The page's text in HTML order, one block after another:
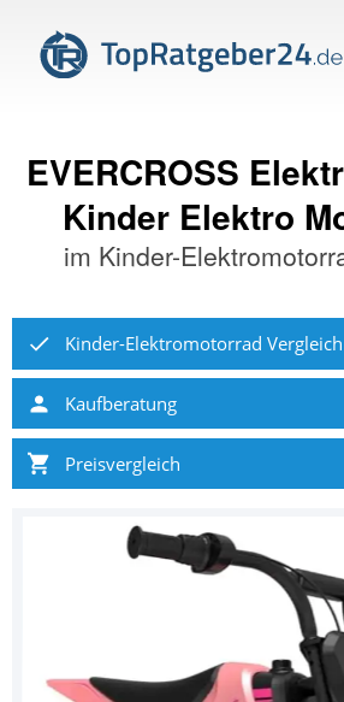
EVERCROSS
Kinder Elektro
im Kinder-
Kinder-Elektromotorrad Vergleich
Kaufberatung
Preisvergleich